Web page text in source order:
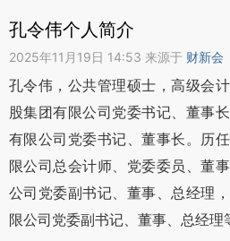
孔令伟个人简介
2025年11月19日 14:53 来源于 财新会
孔令伟，公共管理硕士，高级会
股集团有限公司党委书记、董事
有限公司党委书记、董事长。历
限公司总会计师、党委委员、董
公司党委副书记、董事、总经理
限公司党委副书记、董事、总经理